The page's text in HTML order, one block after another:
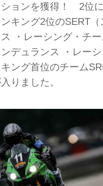
ョンを獲得！ 2位
キング2位のSERT（
・レーシング・チ
デュランス ・レー
ング首位のチーム
りました。